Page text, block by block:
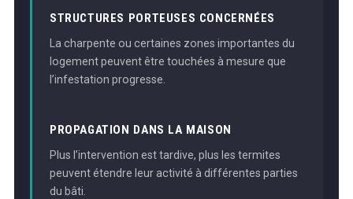
STRUCTURES PORTEUSES CONCERNÉES
La charpente ou certaines zones importantes du
logement peuvent être touchées à mesure que
l’infestation progresse.
PROPAGATION DANS LA MAISON
Plus l’intervention est tardive, plus les termites
peuvent étendre leur activité à différentes parties
du bâti.